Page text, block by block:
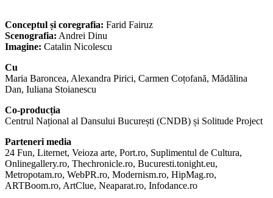
Conceptul și coregrafia: Farid Fairuz
Scenografia: Andrei Dinu
Imagine: Catalin Nicolescu
Cu
Maria Baroncea, Alexandra Pirici, Carmen Coțofană, Mădălina
Dan, Iuliana Stoianescu
Co-producția
Centrul Național al Dansului București (CNDB) și Solitude Project
Parteneri media
24 Fun, Liternet, Veioza arte, Port.ro, Suplimentul de Cultura,
Onlinegallery.ro, Thechronicle.ro, Bucuresti.tonight.eu,
Metropotam.ro, WebPR.ro, Modernism.ro, HipMag.ro,
ARTBoom.ro, ArtClue, Neaparat.ro, Infodance.ro